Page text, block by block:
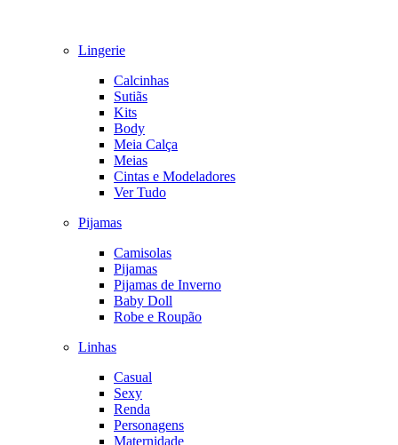
Lingerie
Calcinhas
Sutiãs
Kits
Body
Meia Calça
Meias
Cintas e Modeladores
Ver Tudo
Pijamas
Camisolas
Pijamas
Pijamas de Inverno
Baby Doll
Robe e Roupão
Linhas
Casual
Sexy
Renda
Personagens
Maternidade